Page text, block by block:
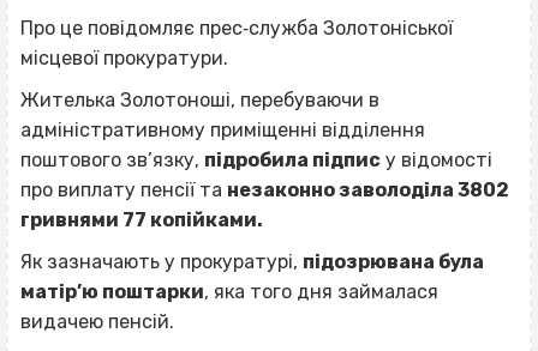
Про це повідомляє прес‐служба Золотоніської
місцевої прокуратури.
Жителька Золотоноші, перебуваючи в
адміністративному приміщенні відділення
поштового зв’язку, підробила підпис у відомості
про виплату пенсії та незаконно заволоділа 3802
гривнями 77 копійками.
Як зазначають у прокуратурі, підозрювана була
матір’ю поштарки, яка того дня займалася
видачею пенсій.